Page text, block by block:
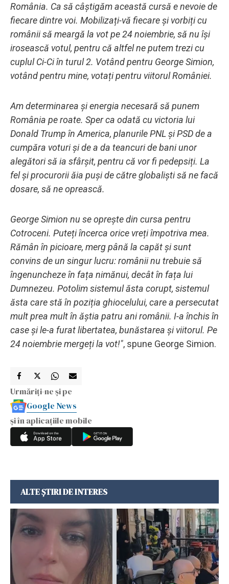
România. Ca să câștigăm această cursă e nevoie de
fiecare dintre voi. Mobilizați-vă fiecare și vorbiți cu
românii să meargă la vot pe 24 noiembrie, să nu își
irosească votul, pentru că altfel ne putem trezi cu
cuplul Ci-Ci în turul 2. Votând pentru George Simion,
votând pentru mine, votați pentru viitorul României.
Am determinarea și energia necesară să punem
România pe roate. Sper ca odată cu victoria lui
Donald Trump în America, planurile PNL și PSD de a
cumpăra voturi și de a da teancuri de bani unor
alegători să ia sfârșit, pentru că vor fi pedepsiți. La
fel și procurorii ăia puși de către globaliști să ne facă
dosare, să ne oprească.
George Simion nu se oprește din cursa pentru
Cotroceni. Puteți încerca orice vreți împotriva mea.
Rămân în picioare, merg până la capăt și sunt
convins de un singur lucru: românii nu trebuie să
îngenuncheze în fața nimănui, decât în fața lui
Dumnezeu. Potolim sistemul ăsta corupt, sistemul
ăsta care stă în poziția ghiocelului, care a persecutat
mult prea mult în ăștia patru ani românii. I-a închis în
case și le-a furat libertatea, bunăstarea și viitorul. Pe
24 noiembrie mergeți la vot!", spune George Simion.
Urmăriți-ne și pe
Google News
și în aplicațiile mobile
ALTE ȘTIRI DE INTERES